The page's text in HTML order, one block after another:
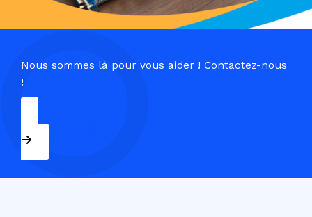
Nous sommes là pour vous aider ! Contactez-nous
!
09 54 37 04 03